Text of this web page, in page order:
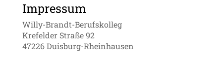
Impressum
Willy-Brandt-Berufskolleg
Krefelder Straße 92
47226 Duisburg-Rheinhausen